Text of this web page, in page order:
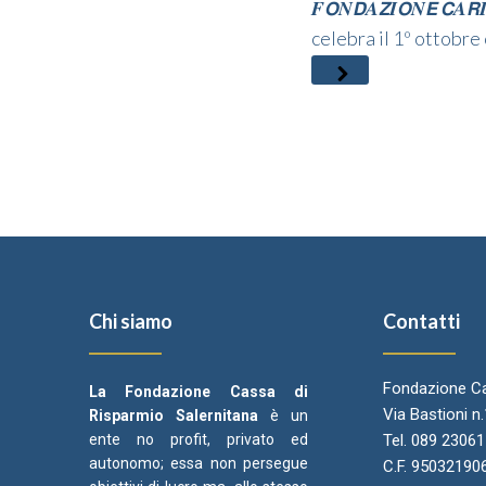
𝑭𝙊𝑵𝘿𝑨𝙕𝑰𝙊𝑵𝙀
celebra il 1º ottobre
Chi siamo
La Fondazione Cassa di
Risparmio Salernitana è un
ente no profit, privato ed
autonomo; essa non persegue
Contatti
Fondazione
Via Bastioni
Tel. 089
C.F.